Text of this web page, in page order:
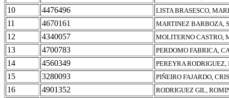
10 4476496 LISTA BRASESCO,
11 4670161 MARTINEZ BARBOZA,
12 4340057 MOLITERNO CASTRO,
13 4700783 PERDOMO FABRICA,
14 4560349 PEREYRA RODRIGUEZ,
15 3280093 PIÑEIRO FAJARDO,
16 4901352 RODRIGUEZ GIL,